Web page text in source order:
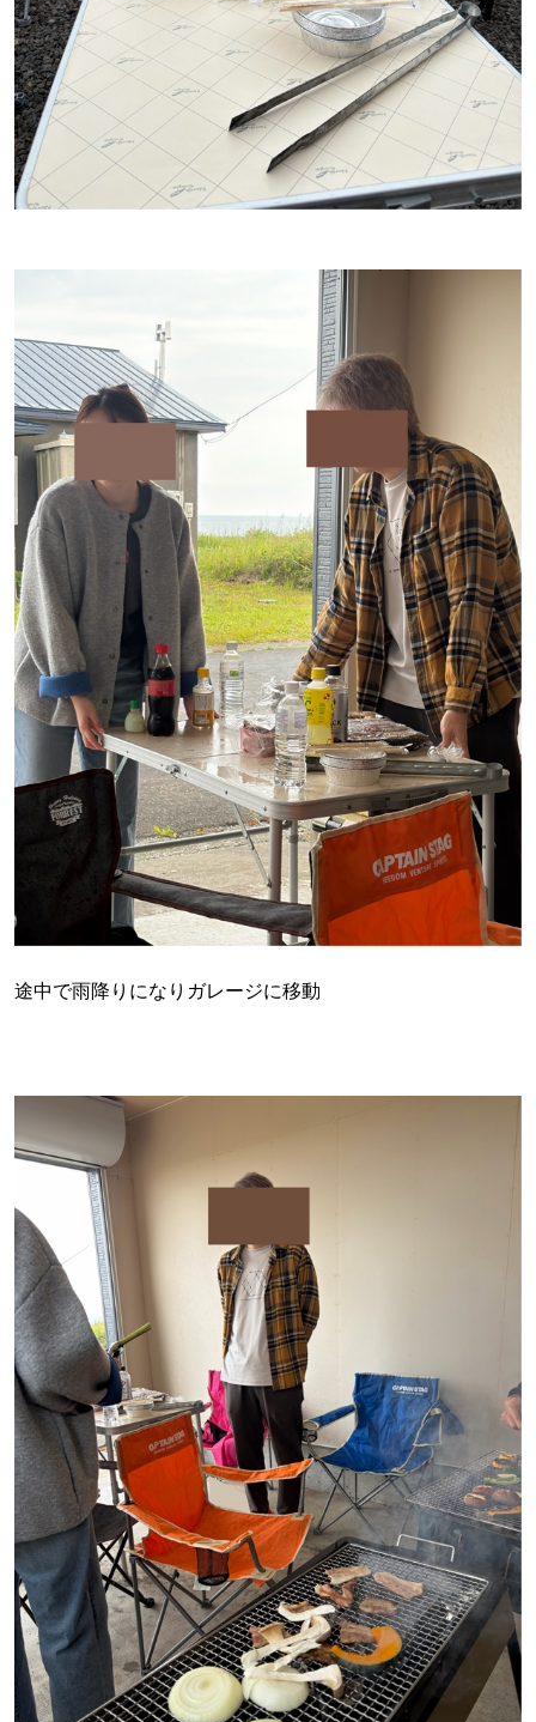
途中で雨降りになりガレージに移動